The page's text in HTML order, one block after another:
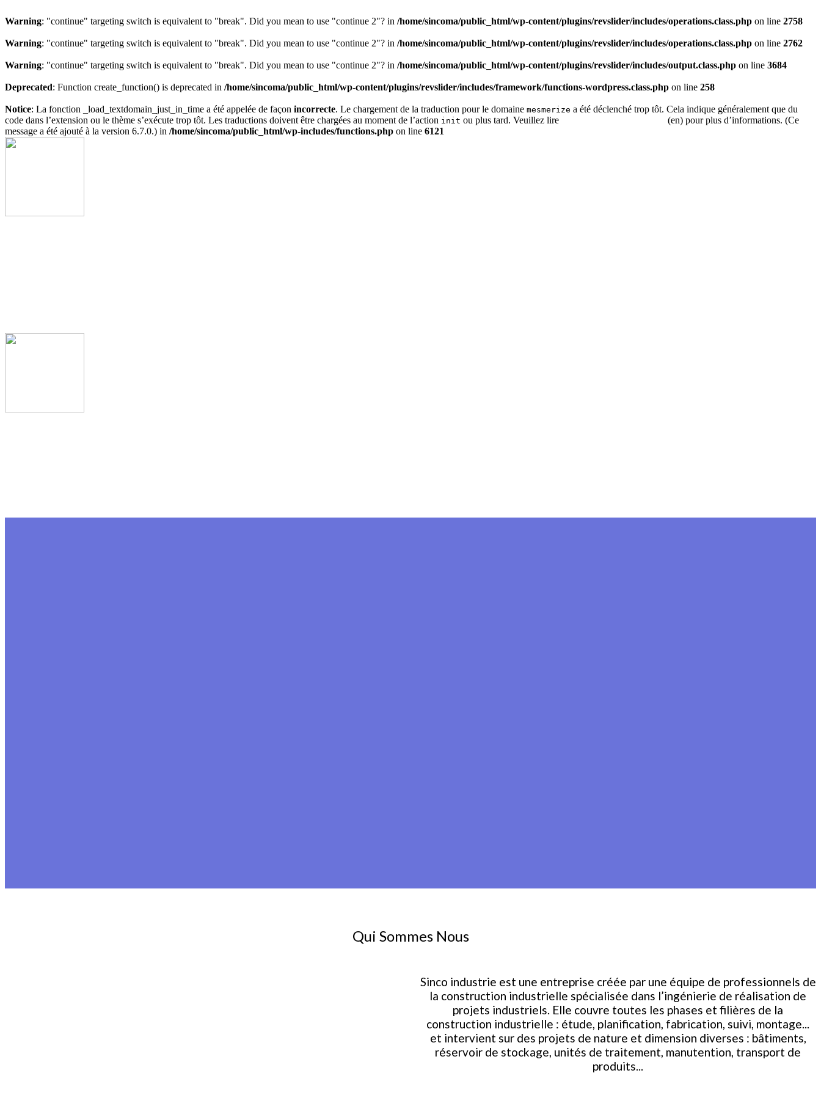
Warning: "continue" targeting switch is equivalent to "break". Did you mean to use "continue 2"? in /home/sincoma/public_html/wp-content/plugins/revslider/includes/operations.class.php on line 2758
Warning: "continue" targeting switch is equivalent to "break". Did you mean to use "continue 2"? in /home/sincoma/public_html/wp-content/plugins/revslider/includes/operations.class.php on line 2762
Warning: "continue" targeting switch is equivalent to "break". Did you mean to use "continue 2"? in /home/sincoma/public_html/wp-content/plugins/revslider/includes/output.class.php on line 3684
Deprecated: Function create_function() is deprecated in /home/sincoma/public_html/wp-content/plugins/revslider/includes/framework/functions-wordpress.class.php on line 258
Notice: La fonction _load_textdomain_just_in_time a été appelée de façon incorrecte. Le chargement de la traduction pour le domaine mesmerize a été déclenché trop tôt. Cela indique généralement que du
code dans l’extension ou le thème s’exécute trop tôt. Les traductions doivent être chargées au moment de l’action init ou plus tard. Veuillez lire
(en) pour plus d’informations. (Ce
message a été ajouté à la version 6.7.0.) in /home/sincoma/public_html/wp-includes/functions.php on line 6121
Qui Sommes Nous
Sinco industrie est une entreprise créée par une équipe de professionnels de
la construction industrielle spécialisée dans l’ingénierie de réalisation de
projets industriels. Elle couvre toutes les phases et filières de la
construction industrielle : étude, planification, fabrication, suivi, montage...
et intervient sur des projets de nature et dimension diverses : bâtiments,
réservoir de stockage, unités de traitement, manutention, transport de
produits...